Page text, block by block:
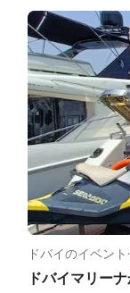
ドバイのイベント ·